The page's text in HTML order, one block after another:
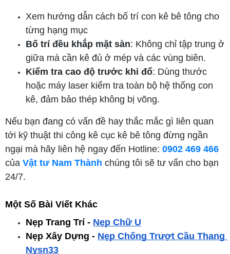
Xem hướng dẫn cách bố trí con kê bê tông cho
từng hạng mục
Bố trí đều khắp mặt sàn: Không chỉ tập trung ở
giữa mà cần kê đủ ở mép và các vùng biên.
Kiểm tra cao độ trước khi đổ: Dùng thước
hoặc máy laser kiểm tra toàn bộ hệ thống con
kê, đảm bảo thép không bị võng.
Nếu bạn đang có vấn đề hay thắc mắc gì liên quan
tới kỹ thuật thi công kê cục kê bê tông đừng ngần
ngại mà hãy liên hệ ngay đến Hotline: 0902 469 466
của Vật tư Nam Thành chúng tôi sẽ tư vấn cho bạn
24/7.
Một Số Bài Viết Khác
Nẹp Trang Trí - Nẹp Chữ U
Nẹp Xây Dựng - Nẹp Chống Trượt Cầu Thang
Nysn33